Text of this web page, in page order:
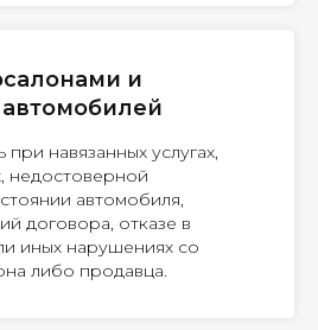
и
навязанных услугах,
недостоверной
автомобиля,
договора, отказе в
иных нарушениях со
либо продавца.